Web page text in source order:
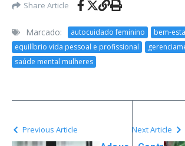
Share Article
Marcado: autocuidado feminino
bem-
equilíbrio vida pessoal e profissional
saúde mental mulheres
Previous Article Next Article